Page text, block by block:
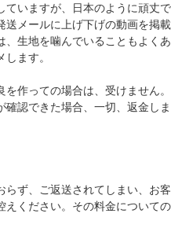
ていますが、日本のように頑丈で
送メールに上げ下げの動画を掲載
、生地を噛んでいることもよくあ
ます。
作っての場合は、受けません。
認できた場合、一切、返金しま
らず、ご返送されてしまい、お客
えください。その料金についての